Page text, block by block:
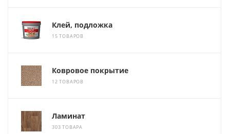
Клей, подложка
15 ТОВАРОВ
Ковровое покрытие
12 ТОВАРОВ
Ламинат
303 ТОВАРА